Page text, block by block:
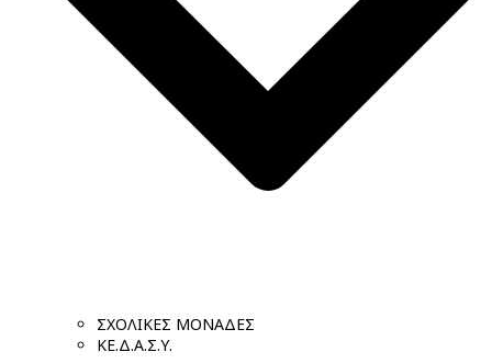
ΣΧΟΛΙΚΕΣ ΜΟΝΑΔΕΣ
ΚΕ.Δ.Α.Σ.Υ.